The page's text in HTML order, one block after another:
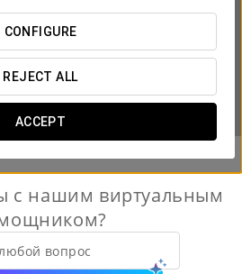
CONFIGURE
REJECT ALL
ACCEPT

с нашим виртуальным
вопрос